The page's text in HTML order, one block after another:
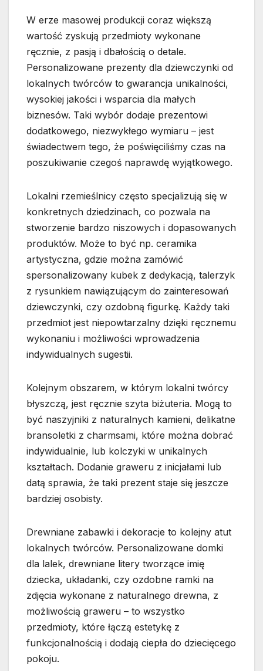
W erze masowej produkcji coraz większą
wartość zyskują przedmioty wykonane
ręcznie, z pasją i dbałością o detale.
Personalizowane prezenty dla dziewczynki od
lokalnych twórców to gwarancja unikalności,
wysokiej jakości i wsparcia dla małych
biznesów. Taki wybór dodaje prezentowi
dodatkowego, niezwykłego wymiaru – jest
świadectwem tego, że poświęciliśmy czas na
poszukiwanie czegoś naprawdę wyjątkowego.
Lokalni rzemieślnicy często specjalizują się w
konkretnych dziedzinach, co pozwala na
stworzenie bardzo niszowych i dopasowanych
produktów. Może to być np. ceramika
artystyczna, gdzie można zamówić
spersonalizowany kubek z dedykacją, talerzyk
z rysunkiem nawiązującym do zainteresowań
dziewczynki, czy ozdobną figurkę. Każdy taki
przedmiot jest niepowtarzalny dzięki ręcznemu
wykonaniu i możliwości wprowadzenia
indywidualnych sugestii.
Kolejnym obszarem, w którym lokalni twórcy
błyszczą, jest ręcznie szyta biżuteria. Mogą to
być naszyjniki z naturalnych kamieni, delikatne
bransoletki z charmsami, które można dobrać
indywidualnie, lub kolczyki w unikalnych
kształtach. Dodanie graweru z inicjałami lub
datą sprawia, że taki prezent staje się jeszcze
bardziej osobisty.
Drewniane zabawki i dekoracje to kolejny atut
lokalnych twórców. Personalizowane domki
dla lalek, drewniane litery tworzące imię
dziecka, układanki, czy ozdobne ramki na
zdjęcia wykonane z naturalnego drewna, z
możliwością graweru – to wszystko
przedmioty, które łączą estetykę z
funkcjonalnością i dodają ciepła do dziecięcego
pokoju.